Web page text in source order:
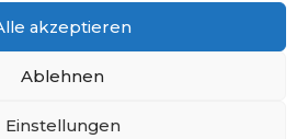
akzeptieren
Ablehnen
Einstellungen